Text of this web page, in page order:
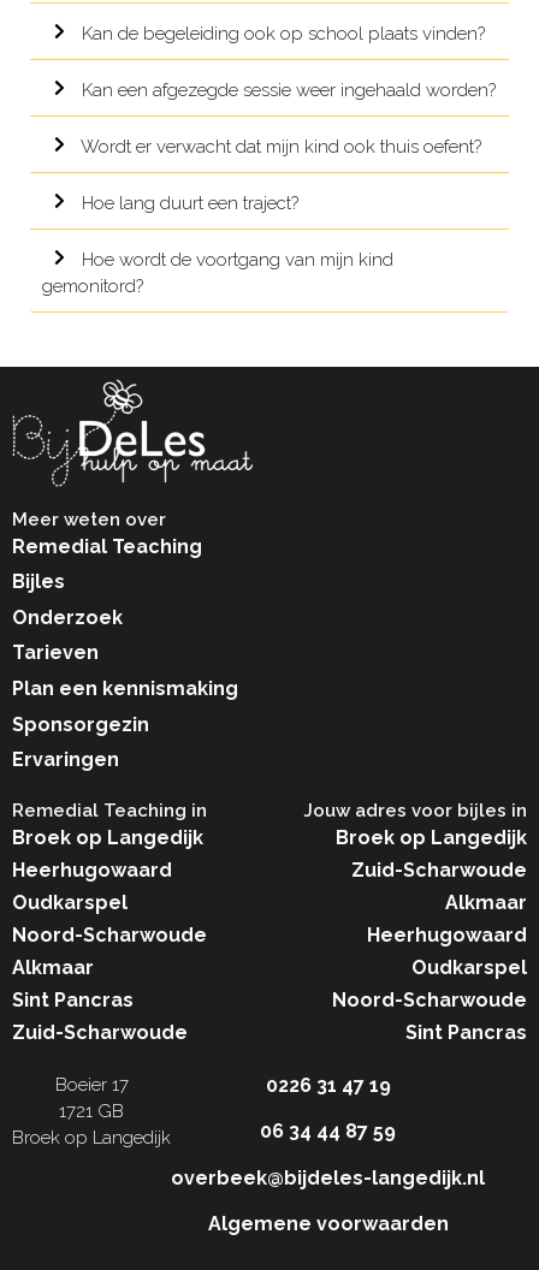
Kan de begeleiding ook op school plaats vinden?
Kan een afgezegde sessie weer ingehaald worden?
Wordt er verwacht dat mijn kind ook thuis oefent?
Hoe lang duurt een traject?
Hoe wordt de voortgang van mijn kind
gemonitord?
Boeier 17
1721 GB
Broek op Langedijk
0226 31 47 19
06 34 44 87 59
overbeek@bijdeles-langedijk.nl
Algemene voorwaarden
Meer weten over
Remedial Teaching
Bijles
Onderzoek
Tarieven
Plan een kennismaking
Sponsorgezin
Ervaringen
Remedial Teaching in​
Broek op Langedijk
Heerhugowaard
Oudkarspel
Noord-Scharwoude
Alkmaar
Sint Pancras
Zuid-Scharwoude
Jouw adres voor bijles in
Broek op Langedijk
Zuid-Scharwoude
Alkmaar
Heerhugowaard
Oudkarspel
Noord-Scharwoude
Sint Pancras